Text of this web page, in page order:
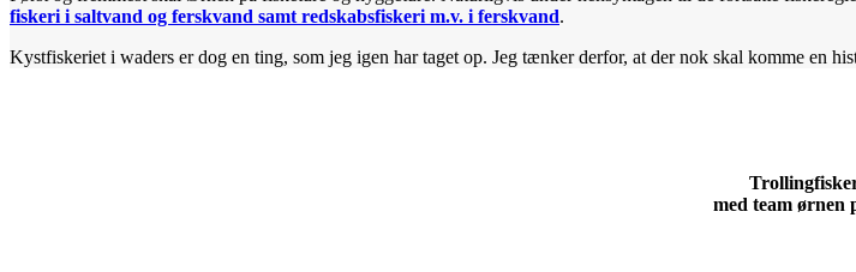
fiskeri i saltvand og ferskvand samt redskabsfiskeri m.v. i ferskvand.
Kystfiskeriet i waders er dog en ting, som jeg igen har taget op. Jeg tænker derfor, at der nok skal komme en
med team ørnen